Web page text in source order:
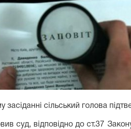
засіданні сільський голова
суд, відповідно до ст.37